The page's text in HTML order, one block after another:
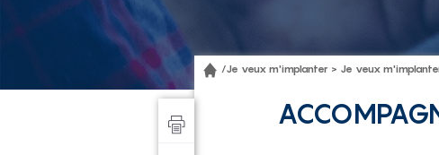
/Je veux m'implanter > Je veux